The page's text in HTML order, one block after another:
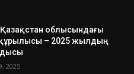
Қазақстан облысындағы
құрылысы – 2025 жылдың
2025